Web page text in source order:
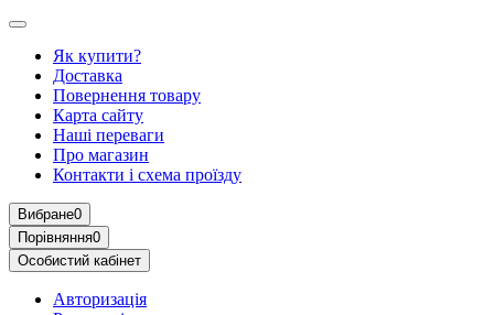
Як купити?
Доставка
Повернення товару
Карта сайту
Наші переваги
Про магазин
Контакти і схема проїзду
Вибране0
Порівняння0
Особистий кабінет
Авторизація